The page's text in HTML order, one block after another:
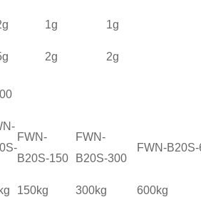
1g 1g
2g 2g
S-
FWN-
B20S-150
FWN-
B20S-300
FWN-B20S-
150kg 300kg
600kg